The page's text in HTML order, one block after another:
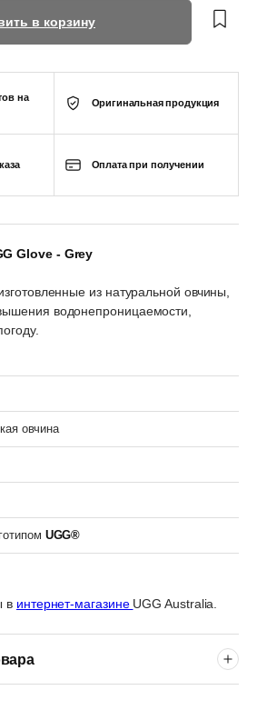
в корзину
на
Оригинальная продукция
Оплата при получении
Glove - Grey
из натуральной овчины,
водонепроницаемости,
овчина
UGG®
в интернет-магазине UGG Australia.